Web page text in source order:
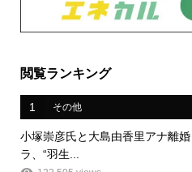
閲覧ランキング
1 その他
小塚崇彦氏と大島由香里アナ離
ラ、“羽生...